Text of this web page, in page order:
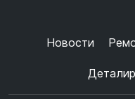
Новости